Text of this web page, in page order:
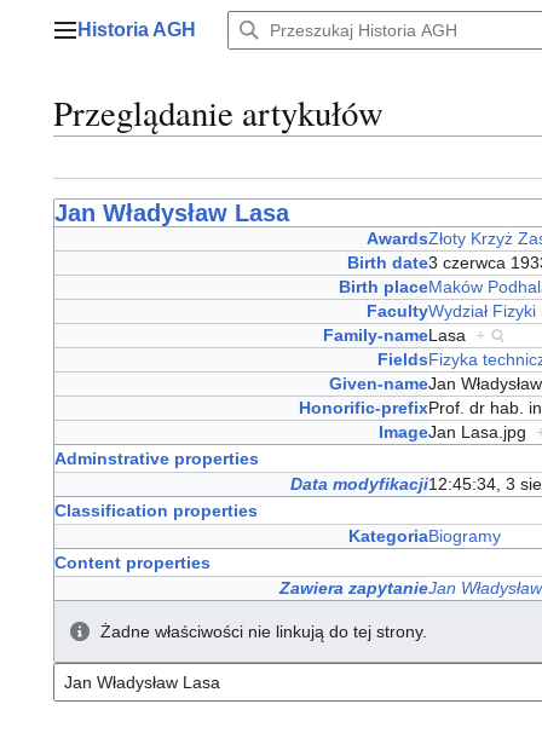
Menu główne
Historia AGH
Przeglądanie artykułów
Jan Władysław Lasa
AwardsZłoty Krzyż
Birth date3 czerwca
Birth placeMaków
FacultyWydział
Family-nameLasa +
FieldsFizyka
Given-nameJan
Honorific-prefixProf. dr hab.
ImageJan Lasa.jpg
Adminstrative properties
Data modyfikacji12:45:34, 3
Classification properties
KategoriaBiogramy
Content properties
Zawiera zapytanieJan
Żadne właściwości nie linkują do tej strony.